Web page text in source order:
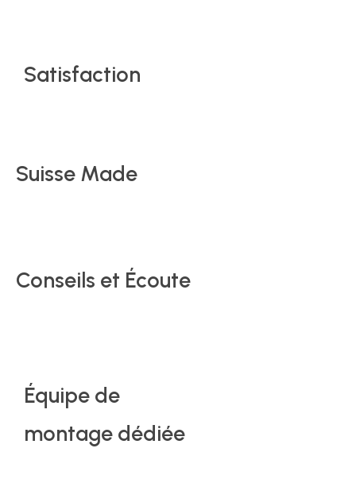
Satisfaction
Suisse Made
Conseils et Écoute
Équipe de
montage dédiée